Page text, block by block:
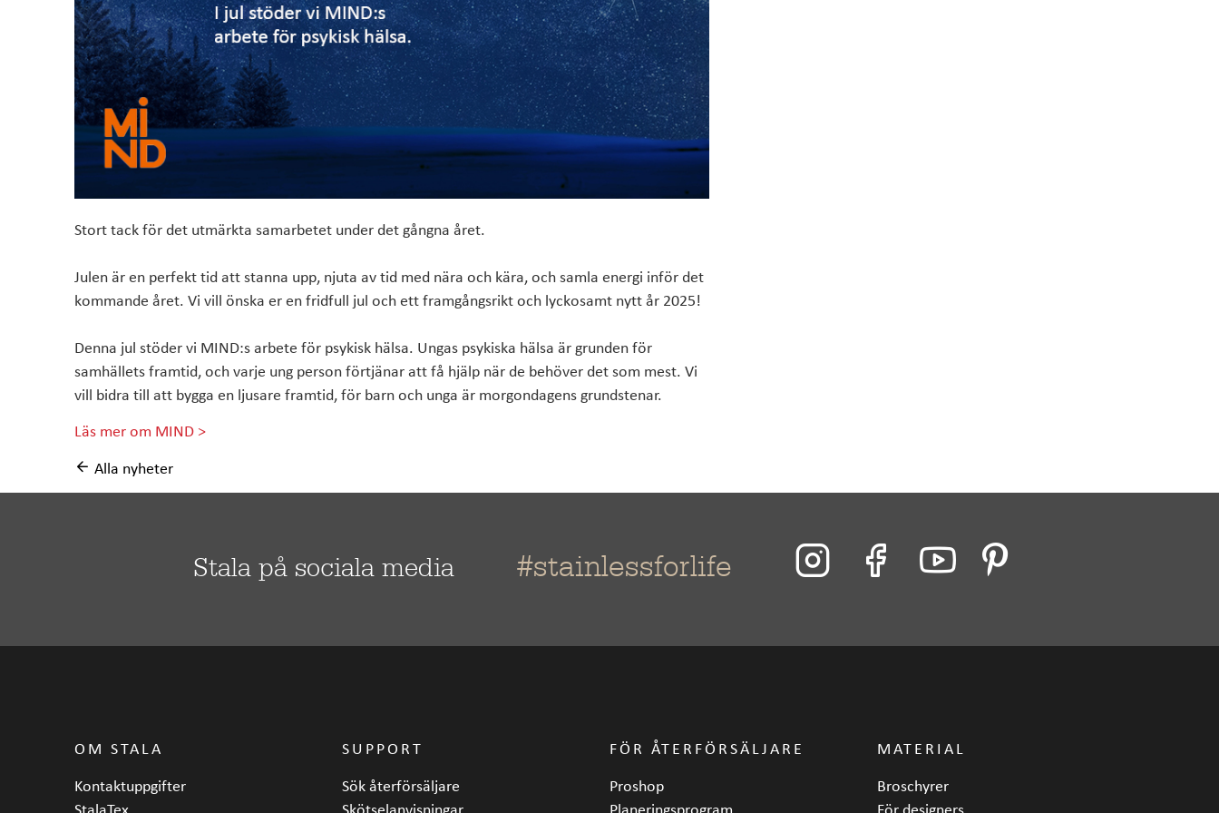
används i produkter
För designers Broschyrer
DESIGNER
DESIGNERS
Stort tack för det utmärkta samarbetet under det gångna året.
Julen är en perfekt tid att stanna upp, njuta av tid med nära och kära, och samla energi inför det
kommande året. Vi vill önska er en fridfull jul och ett framgångsrikt och lyckosamt nytt år 2025!
Denna jul stöder vi MIND:s arbete för psykisk hälsa. Ungas psykiska hälsa är grunden för
samhällets framtid, och varje ung person förtjänar att få hjälp när de behöver det som mest. Vi
vill bidra till att bygga en ljusare framtid, för barn och unga är morgondagens grundstenar.
Läs mer om MIND >
Alla nyheter
Stala på sociala media #stainlessforlife
OM STALA
Kontaktuppgifter
StalaTex
SUPPORT
Sök återförsäljare
Skötselanvisningar
FÖR ÅTERFÖRSÄLJARE
Proshop
Planeringsprogram
MATERIAL
Broschyrer
För designers